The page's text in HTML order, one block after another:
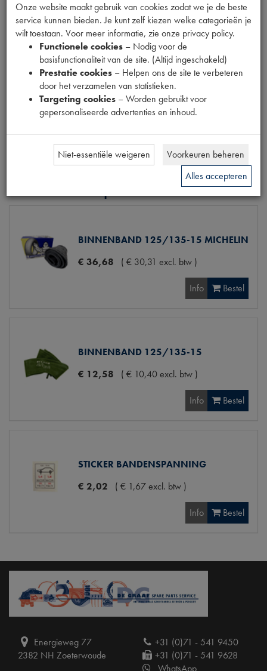
Specificaties Omschrijving
Eigenschappen
Model Citroën
2CV
Tecdoc brandnummer
0
Codes
BINNENBAND 125/135-15 MICHELIN
€ 36,68 ( € 30,31 excl. btw )
Info Bestel
BINNENBAND 125/135-15
€ 12,58 ( € 10,40excl. btw )
Info Bestel
STICKER BANDENSPANNING
€ 2,02 ( € 1,67excl. btw )
Info Bestel
Energieweg 77
2382 NH Zoeterwoude
+31 (0)71 - 541 9450
+31 (0)71 - 541 9628
WhatsApp
Onze website maakt gebruik van cookies zodat we je de beste
service kunnen bieden. Je kunt zelf kiezen welke categorieën je
wilt toestaan. Voor meer informatie, zie onze privacy policy.
Functionele cookies – Nodig voor de
basisfunctionaliteit van de site. (Altijd ingeschakeld)
Prestatie cookies – Helpen ons de site te verbeteren
door het verzamelen van statistieken.
Targeting cookies – Worden gebruikt voor
gepersonaliseerde advertenties en inhoud.
Niet-essentiële weigeren
Voorkeuren beheren
Alles accepteren